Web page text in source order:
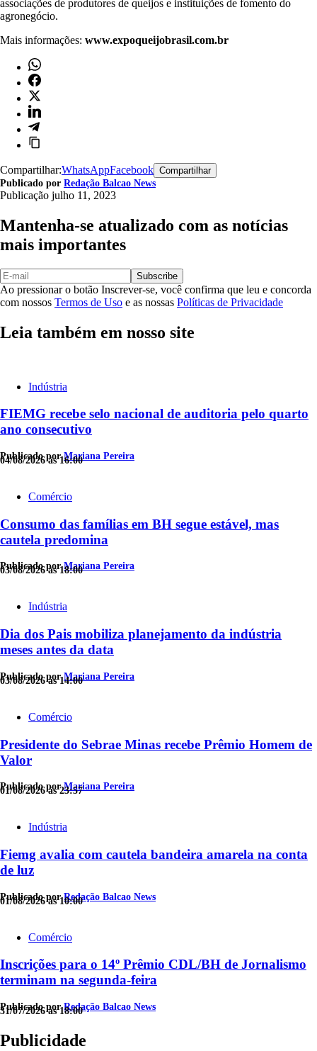
associações de produtores de queijos e instituições de fomento do
agronegócio.
Mais informações: www.expoqueijobrasil.com.br
Compartilhar:WhatsAppFacebook Compartilhar
Publicado por Redação Balcao News
Publicação julho 11, 2023
Mantenha-se atualizado com as notícias
mais importantes
Subscribe
Ao pressionar o botão Inscrever-se, você confirma que leu e concorda
com nossos Termos de Uso e as nossas Políticas de Privacidade
Leia também em nosso site
Indústria
FIEMG recebe selo nacional de auditoria pelo quarto
ano consecutivo
Publicado porMariana Pereira
04/08/2026 às 16:00
Comércio
Consumo das famílias em BH segue estável, mas
cautela predomina
Publicado porMariana Pereira
03/08/2026 às 18:00
Indústria
Dia dos Pais mobiliza planejamento da indústria
meses antes da data
Publicado porMariana Pereira
03/08/2026 às 14:00
Comércio
Presidente do Sebrae Minas recebe Prêmio Homem de
Valor
Publicado porMariana Pereira
01/08/2026 às 23:57
Indústria
Fiemg avalia com cautela bandeira amarela na conta
de luz
Publicado porRedação Balcao News
01/08/2026 às 10:00
Comércio
Inscrições para o 14º Prêmio CDL/BH de Jornalismo
terminam na segunda-feira
Publicado porRedação Balcao News
31/07/2026 às 18:00
Publicidade